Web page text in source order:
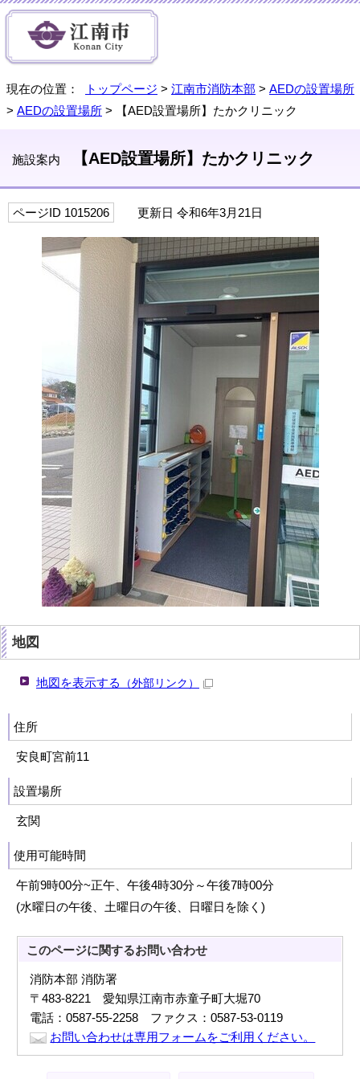
現在の位置： トップページ > 江南市消防本部 > AEDの設置場所
> AEDの設置場所 > 【AED設置場所】たかクリニック
施設案内 【AED設置場所】たかクリニック
ページID 1015206 更新日 令和6年3月21日
地図
地図を表示する （外部リンク）
住所
安良町宮前11
設置場所
玄関
使用可能時間
午前9時00分~正午、午後4時30分～午後7時00分
(水曜日の午後、土曜日の午後、日曜日を除く)
このページに関するお問い合わせ
消防本部 消防署
〒483-8221 愛知県江南市赤童子町大堀70
電話：0587-55-2258 ファクス：0587-53-0119
お問い合わせは専用フォームをご利用ください。